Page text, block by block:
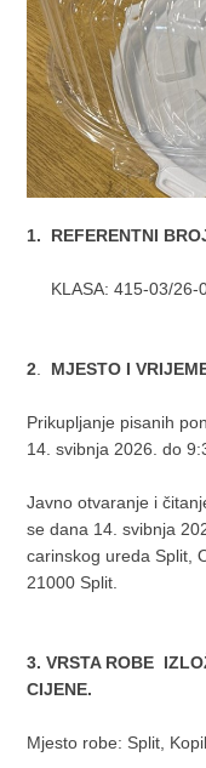
1. REFERENTNI
KLASA: 415-03/26-
2 MJESTO I
Prikupljanje pisanih
14. svibnja 2026. do
Javno otvaranje i
se dana 14. svibnja
carinskog ureda Split,
21000 Split.
3. VRSTA ROBE
CIJENE.
Mjesto robe: Split,